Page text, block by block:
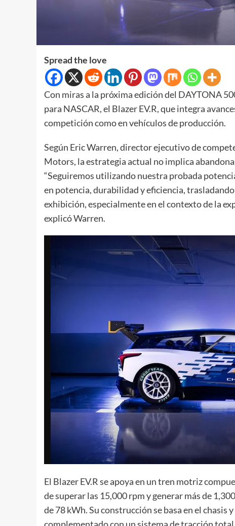
Spread the love
Con miras a la próxima edición del DAYTONA
para NASCAR, el Blazer EV.R, que integra
competición como en vehículos de producción.
Según Eric Warren, director ejecutivo de
Motors, la estrategia actual no implica
“Seguiremos utilizando nuestra probada
en potencia, durabilidad y eficiencia,
exhibición, especialmente en el contexto de la
explicó Warren.
El Blazer EV.R se apoya en un tren motriz
de superar las 15,000 rpm y generar más de
de 78 kWh. Su construcción se basa en el